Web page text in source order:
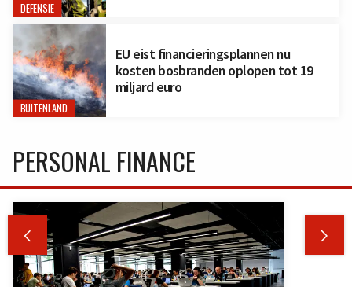
DEFENSIE
BUITENLAND
EU eist financieringsplannen nu
kosten bosbranden oplopen tot 19
miljard euro
PERSONAL FINANCE
 